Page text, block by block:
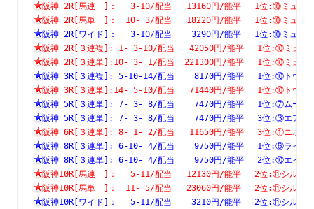
阪神 2R[馬連　]：　 3-10/配当   13160円/能平　 1
阪神 2R[馬単　]：　10- 3/配当   18220円/能平　 1
阪神 2R[ワイド]：　 3-10/配当    3290円/能平　 1
阪神 2R[３連複]: 1- 3-10/配当   42050円/能平　 1
阪神 2R[３連単]:10- 3- 1/配当  221300円/能平　 1
阪神 3R[３連複]: 5-10-14/配当    8170円/能平　
阪神 3R[３連単]:14- 5-10/配当   71440円/能平　
阪神 5R[３連単]: 7- 3- 8/配当    7470円/能平　 1
阪神 5R[３連単]: 7- 3- 8/配当    7470円/能平　 3
阪神 6R[３連単]: 8- 1- 2/配当   11650円/能平　 3位
阪神 8R[３連単]: 6-10- 4/配当    9750円/能平　 1位
阪神 8R[３連単]: 6-10- 4/配当    9750円/能平　 2
阪神10R[馬連　]：　 5-11/配当   12130円/能平　 2位:⑪シルクド
阪神10R[馬単　]：　11- 5/配当   23060円/能平　 2位:⑪シルクド
阪神10R[ワイド]：　 5-11/配当    3210円/能平　 2位:⑪シルクド